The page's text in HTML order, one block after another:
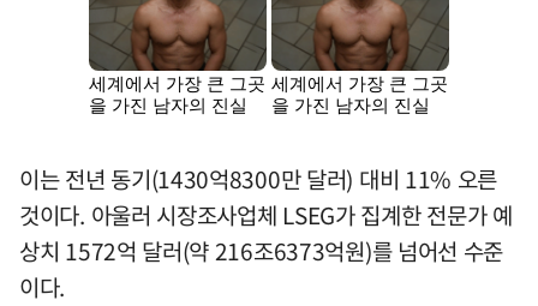
이는 전년 동기(1430억8300만 달러) 대비 11% 오른
것이다. 아울러 시장조사업체 LSEG가 집계한 전문가 예
상치 1572억 달러(약 216조6373억원)를 넘어선 수준
이다.